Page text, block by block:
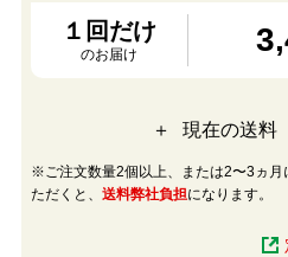
１回だけ
のお届け
現在の送料
※ご注文数量2個以上、または2〜3ヵ月
ただくと、送料弊社負担になります。